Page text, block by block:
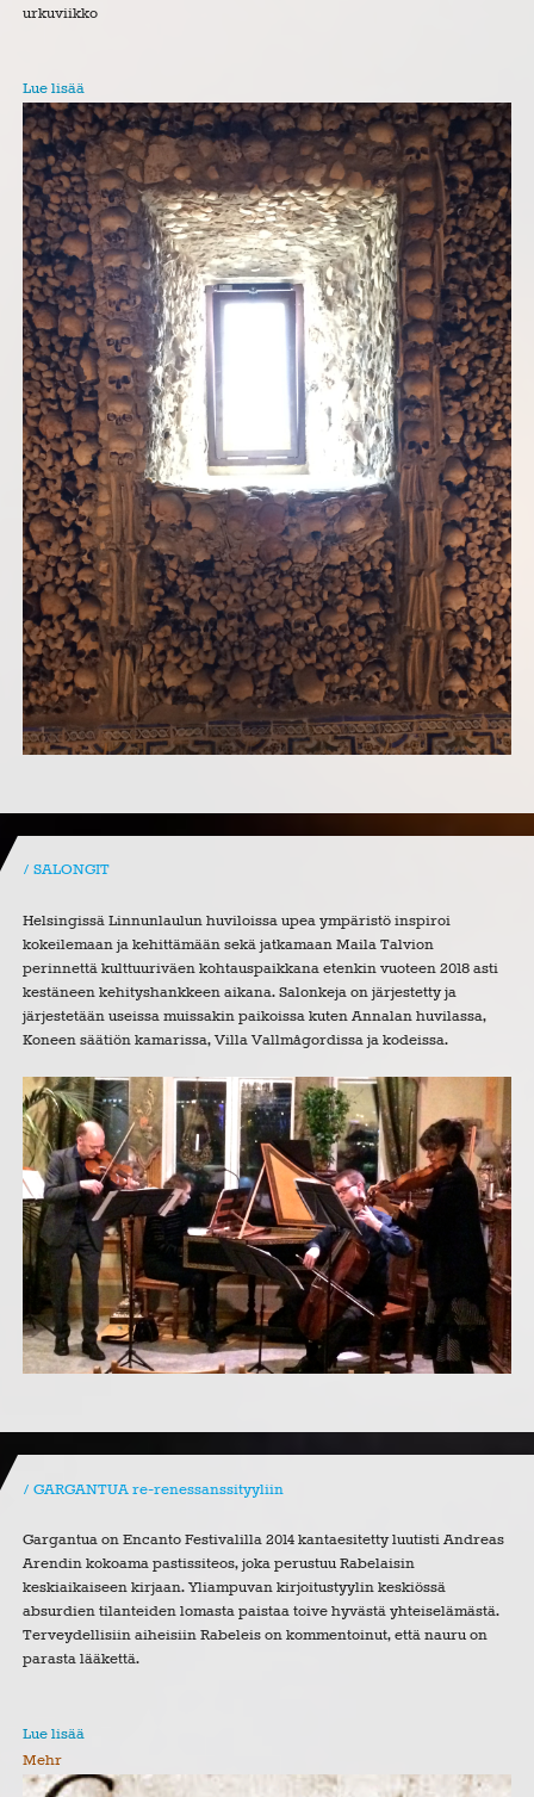
urkuviikko
Lue lisää
SALONGIT
Helsingissä Linnunlaulun huviloissa upea ympäristö inspiroi
kokeilemaan ja kehittämään sekä jatkamaan Maila Talvion
perinnettä kulttuuriväen kohtauspaikkana etenkin vuoteen 2018 asti
kestäneen kehityshankkeen aikana. Salonkeja on järjestetty ja
järjestetään useissa muissakin paikoissa kuten Annalan huvilassa,
Koneen säätiön kamarissa, Villa Vallmågordissa ja kodeissa.
GARGANTUA re-renessanssityyliin
Gargantua on Encanto Festivalilla 2014 kantaesitetty luutisti Andreas
Arendin kokoama pastissiteos, joka perustuu Rabelaisin
keskiaikaiseen kirjaan. Yliampuvan kirjoitustyylin keskiössä
absurdien tilanteiden lomasta paistaa toive hyvästä yhteiselämästä.
Terveydellisiin aiheisiin Rabeleis on kommentoinut, että nauru on
parasta lääkettä.
Lue lisää
Mehr